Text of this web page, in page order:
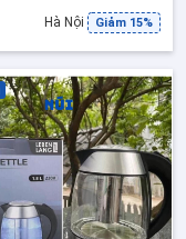
Hà Nội Giảm 15%